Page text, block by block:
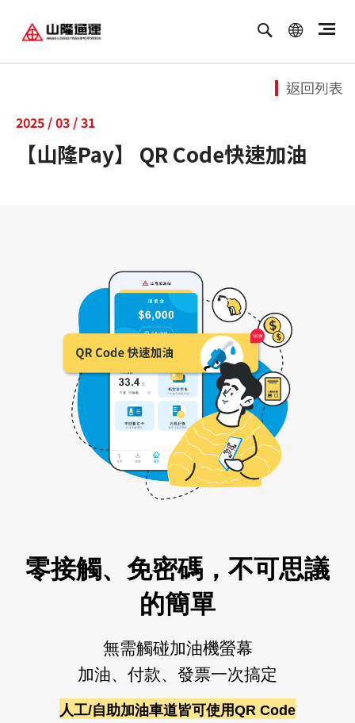
ENGLISH
返回列表
2025 / 03 / 31
【山隆Pay】 QR Code快速加油
零接觸、免密碼，不可思議
的簡單
無需觸碰加油機螢幕
加油、付款、發票一次搞定
人工/自助加油車道皆可使用QR Code